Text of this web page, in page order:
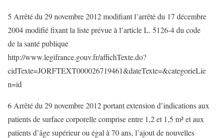
5 Arrêté du 29 novembre 2012 modifiant l’arrêté du 17 décembre
2004 modifié fixant la liste prévue à l’article L. 5126-4 du code
de la santé publique
http://www.legifrance.gouv.fr/affichTexte.do?
cidTexte=JORFTEXT000026719461&dateTexte=&categorieLie
n=id
6 Arrêté du 29 novembre 2012 portant extension d’indications aux
patients de surface corporelle comprise entre 1,2 et 1,5 m² et aux
patients d’âge supérieur ou égal à 70 ans, l’ajout de nouvelles